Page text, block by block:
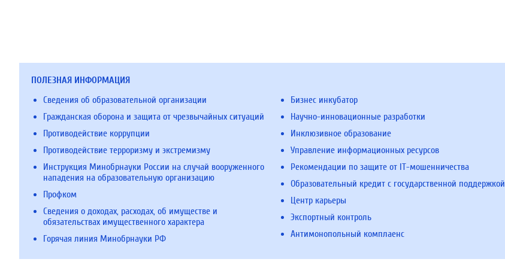
ПОЛЕЗНАЯ ИНФОРМАЦИЯ
Сведения об образовательной организации
Гражданская оборона и защита от чрезвычайных ситуаций
Противодействие коррупции
Противодействие терроризму и экстремизму
Инструкция Минобрнауки России на случай вооруженного
нападения на образовательную организацию
Профком
Сведения о доходах, расходах, об имуществе и
обязательствах имущественного характера
Горячая линия Минобрнауки РФ
Бизнес инкубатор
Научно-инновационные разработки
Инклюзивное образование
Управление информационных ресурсов
Рекомендации по защите от IT-мошенничества
Образовательный кредит с государственной поддержкой
Центр карьеры
Экспортный контроль
Антимонопольный комплаенс